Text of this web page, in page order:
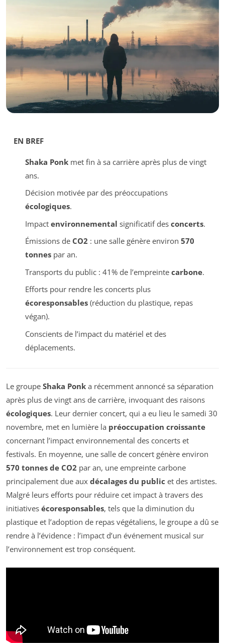
EN BREF
Shaka Ponkmet fin à sa carrière après plus de vingt
ans.
Décision motivée par des préoccupations
écologiques.
Impact environnemental significatif des concerts.
Émissions de CO2 : une salle génère environ 570
tonnespar an.
Transports du public : 41% de l’empreinte carbone.
Efforts pour rendre les concerts plus
écoresponsables(réduction du plastique, repas
végan).
Conscients de l’impact du matériel et des
déplacements.
Le groupe Shaka Ponk a récemment annoncé sa séparation
après plus de vingt ans de carrière, invoquant des raisons
écologiques. Leur dernier concert, qui a eu lieu le samedi 30
novembre, met en lumière la préoccupation croissante
concernant l’impact environnemental des concerts et
festivals. En moyenne, une salle de concert génère environ
570 tonnes de CO2 par an, une empreinte carbone
principalement due aux décalages du public et des artistes.
Malgré leurs efforts pour réduire cet impact à travers des
initiatives écoresponsables, tels que la diminution du
plastique et l’adoption de repas végétaliens, le groupe a dû se
rendre à l’évidence : l’impact d’un événement musical sur
l’environnement est trop conséquent.